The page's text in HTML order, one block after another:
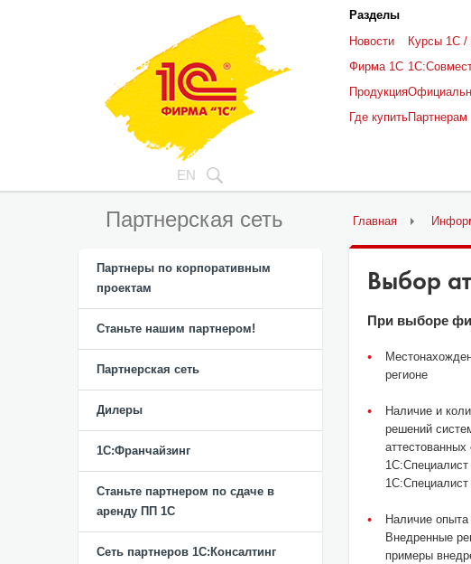
EN
Разделы
Новости
Фирма 1С
Продукция
Где купить
Курсы 1С /
Партнерам
Партнерская сеть
Партнеры по корпоративным
проектам
Станьте нашим партнером!
Партнерская сеть
Дилеры
1С:Франчайзинг
Станьте партнером по сдаче в
аренду ПП 1С
Сеть партнеров 1С:Консалтинг
Главная
Выбор
При выборе
регионе
Наличие и
решений
аттестованных
1С:Специалист
Наличие
Внедренные
примеры